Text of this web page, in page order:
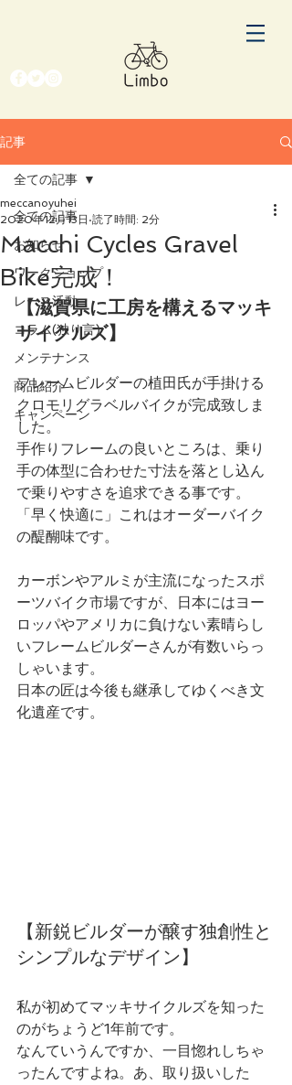
記事
全ての記事
お知らせ
ワークショップ
レース活動
コラム(独り言)
メンテナンス
商品紹介
キャンペーン
全ての記事
Macchi Cycles Gravel
Bike完成！
meccanoyuhei
2020年12月13日 読了時間: 2分
【滋賀県に工房を構えるマッキ
サイクルズ】
フレームビルダーの植田氏が手掛ける
クロモリグラベルバイクが完成致しま
した。
手作りフレームの良いところは、乗り
手の体型に合わせた寸法を落とし込ん
で乗りやすさを追求できる事です。
「早く快適に」これはオーダーバイク
の醍醐味です。
カーボンやアルミが主流になったスポ
ーツバイク市場ですが、日本にはヨー
ロッパやアメリカに負けない素晴らし
いフレームビルダーさんが有数いらっ
しゃいます。
日本の匠は今後も継承してゆくべき文
化遺産です。
【新鋭ビルダーが醸す独創性と
シンプルなデザイン】
私が初めてマッキサイクルズを知った
のがちょうど1年前です。
なんていうんですか、一目惚れしちゃ
ったんですよね。あ、取り扱いした